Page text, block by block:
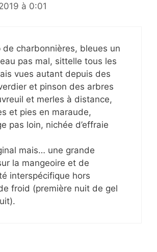
à 0:01
de charbonnières, bleues un
pas mal, sittelle tous les
vues autant depuis des
et pinson des arbres
et merles à distance,
et pies en maraude,
pas loin, nichée d’effraie
mais… une grande
la mangeoire et de
interspécifique hors
froid (première nuit de gel